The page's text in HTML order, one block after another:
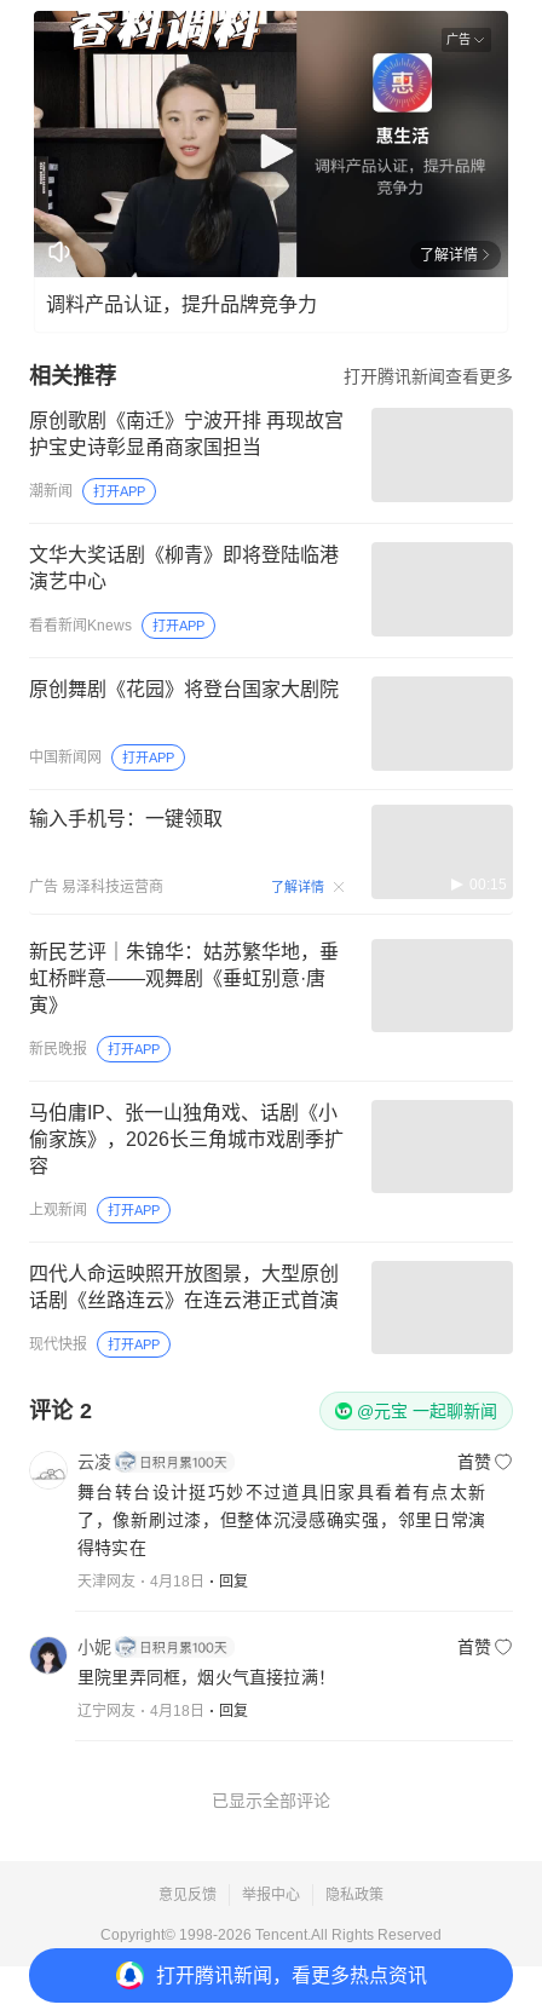
打开腾讯新闻，看更多热点资讯
广告
了解详情
调料产品认证，提升品牌竞争力
相关推荐 打开腾讯新闻查看更多
原创歌剧《南迁》宁波开排 再现故宫
护宝史诗彰显甬商家国担当
潮新闻 打开APP
文华大奖话剧《柳青》即将登陆临港
演艺中心
看看新闻Knews 打开APP
原创舞剧《花园》将登台国家大剧院
中国新闻网 打开APP
输入手机号：一键领取
广告 易泽科技运营商 了解详情 00:15
新民艺评｜朱锦华：姑苏繁华地，垂
虹桥畔意——观舞剧《垂虹别意·唐
寅》
新民晚报 打开APP
马伯庸IP、张一山独角戏、话剧《小
偷家族》，2026长三角城市戏剧季扩
容
上观新闻 打开APP
四代人命运映照开放图景，大型原创
话剧《丝路连云》在连云港正式首演
现代快报 打开APP
评论 2 @元宝 一起聊新闻
云凌
首赞
舞台转台设计挺巧妙不过道具旧家具看着有点太新
了，像新刷过漆，但整体沉浸感确实强，邻里日常演
得特实在
天津网友 4月18日 回复
小妮
首赞
里院里弄同框，烟火气直接拉满！
辽宁网友 4月18日 回复
已显示全部评论
意见反馈 举报中心 隐私政策
Copyright© 1998-2026 Tencent.All Rights Reserved